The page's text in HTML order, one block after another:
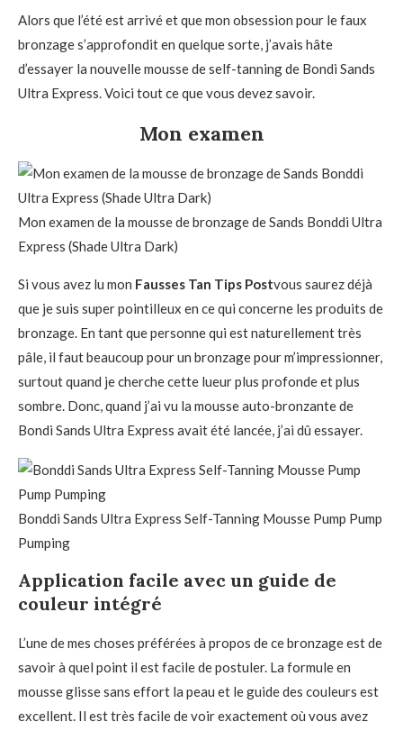
Alors que l’été est arrivé et que mon obsession pour le faux
bronzage s’approfondit en quelque sorte, j’avais hâte
d’essayer la nouvelle mousse de self-tanning de Bondi Sands
Ultra Express. Voici tout ce que vous devez savoir.
Mon examen
Mon examen de la mousse de bronzage de Sands Bonddi Ultra
Express (Shade Ultra Dark)
Si vous avez lu mon Fausses Tan Tips Postvous saurez déjà
que je suis super pointilleux en ce qui concerne les produits de
bronzage. En tant que personne qui est naturellement très
pâle, il faut beaucoup pour un bronzage pour m’impressionner,
surtout quand je cherche cette lueur plus profonde et plus
sombre. Donc, quand j’ai vu la mousse auto-bronzante de
Bondi Sands Ultra Express avait été lancée, j’ai dû essayer.
Bonddi Sands Ultra Express Self-Tanning Mousse Pump Pump
Pumping
Application facile avec un guide de
couleur intégré
L’une de mes choses préférées à propos de ce bronzage est de
savoir à quel point il est facile de postuler. La formule en
mousse glisse sans effort la peau et le guide des couleurs est
excellent. Il est très facile de voir exactement où vous avez